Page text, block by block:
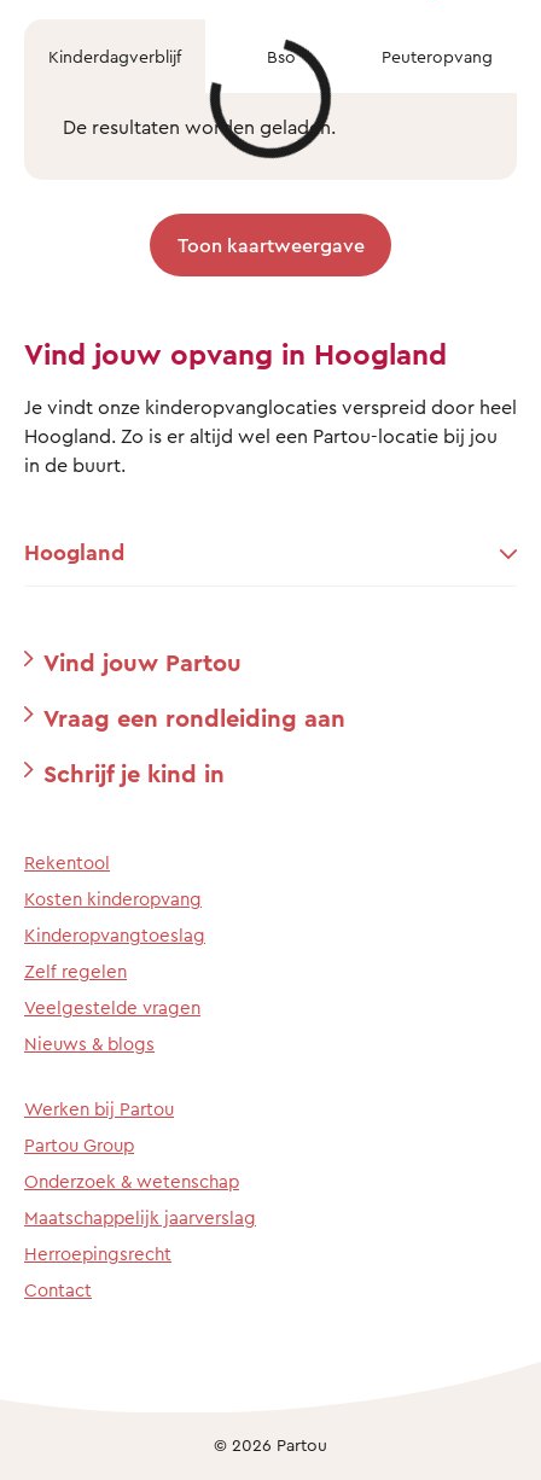
Kinderdagverblijf Bso Peuteropvang
De resultaten worden geladen.
Toon kaartweergave
Vind jouw opvang in Hoogland
Je vindt onze kinderopvanglocaties verspreid door heel
Hoogland. Zo is er altijd wel een Partou-locatie bij jou
in de buurt.
Hoogland
Vind jouw Partou
Vraag een rondleiding aan
Schrijf je kind in
Rekentool
Kosten kinderopvang
Kinderopvangtoeslag
Zelf regelen
Veelgestelde vragen
Nieuws & blogs
Werken bij Partou
Partou Group
Onderzoek & wetenschap
Maatschappelijk jaarverslag
Herroepingsrecht
Contact
© 2026 Partou